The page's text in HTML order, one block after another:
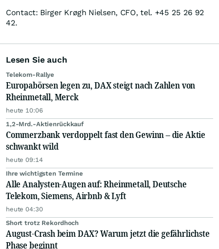
Contact: Birger Krøgh Nielsen, CFO, tel. +45 25 26 92
42.
Lesen Sie auch
Telekom-Rallye
Europabörsen legen zu, DAX steigt nach Zahlen von
Rheinmetall, Merck
heute 10:06
1,2-Mrd.-Aktienrückkauf
Commerzbank verdoppelt fast den Gewinn – die Aktie
schwankt wild
heute 09:14
Ihre wichtigsten Termine
Alle Analysten-Augen auf: Rheinmetall, Deutsche
Telekom, Siemens, Airbnb & Lyft
heute 04:30
Short trotz Rekordhoch
August-Crash beim DAX? Warum jetzt die gefährlichste
Phase beginnt